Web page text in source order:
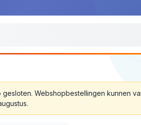
Webshopbestellingen kunnen